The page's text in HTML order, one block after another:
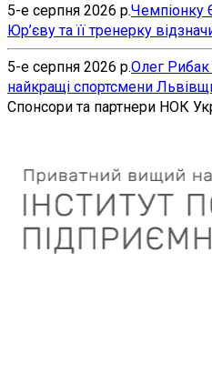
5-е серпня 2026 р.Чемпіонку
Юр’єву та її тренерку
5-е серпня 2026 р.Олег Рибак
найкращі спортсмени
Спонсори та партнери НОК